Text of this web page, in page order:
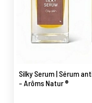
Silky Serum | Sérum antiedad 30ml - Happiness Cosmetics
- Arôms Natur ®